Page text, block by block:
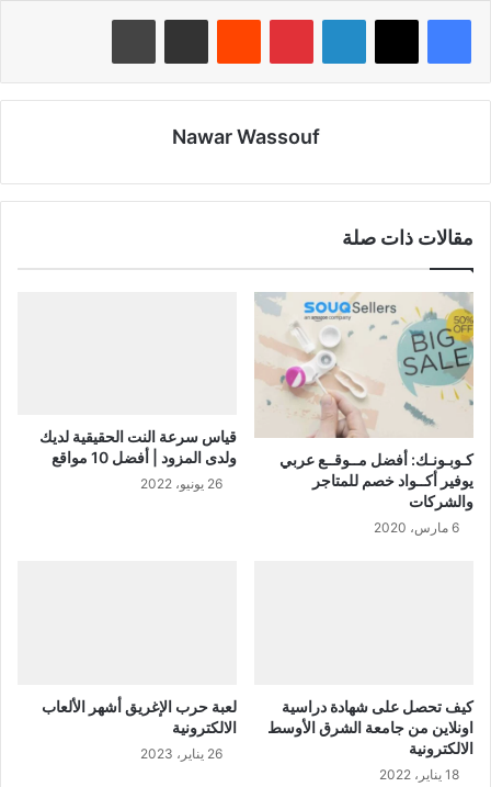
لينكدإن بينتيريست
Nawar Wassouf
مقالات ذات صلة
كـوبـونـك: أفضل مــوقــع عربي
يوفير أكــواد خصم للمتاجر
والشركات
6 مارس، 2020
قياس سرعة النت الحقيقية لديك
ولدى المزود | أفضل 10 مواقع
26 يونيو، 2022
كيف تحصل على شهادة دراسية
اونلاين من جامعة الشرق الأوسط
الالكترونية
18 يناير، 2022
لعبة حرب الإغريق أشهر الألعاب
الالكترونية
26 يناير، 2023